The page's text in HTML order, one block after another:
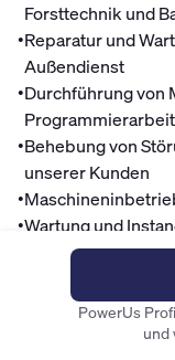
Forsttechnik und
•Reparatur und
Außendienst
•Durchführung von
•Behebung von
unserer Kunden
•
•Wartung und
Technische
Testcenter – der
PowerUs
und